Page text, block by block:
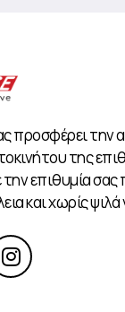
προσφέρει την
της
επιθυμία
και χωρίς